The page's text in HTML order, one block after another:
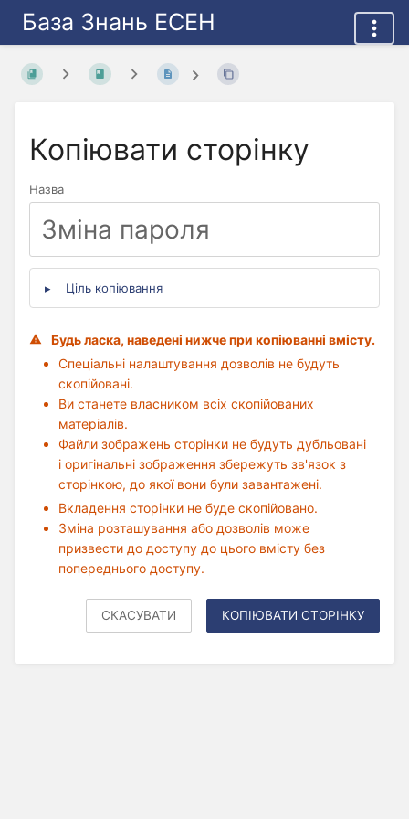
База Знань ЕСЕН
Копіювати сторінку
Назва
Ціль копіювання
Будь ласка, наведені нижче при копіюванні вмісту.
Спеціальні налаштування дозволів не будуть
скопійовані.
Ви станете власником всіх скопійованих
матеріалів.
Файли зображень сторінки не будуть дубльовані
і оригінальні зображення збережуть зв'язок з
сторінкою, до якої вони були завантажені.
Вкладення сторінки не буде скопійовано.
Зміна розташування або дозволів може
призвести до доступу до цього вмісту без
попереднього доступу.
СКАСУВАТИ КОПІЮВАТИ СТОРІНКУ